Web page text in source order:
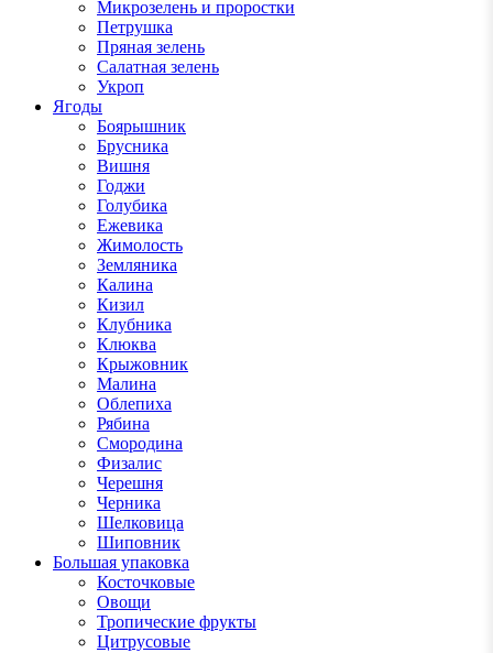
Микрозелень и проростки
Петрушка
Пряная зелень
Салатная зелень
Укроп
Ягоды
Боярышник
Брусника
Вишня
Годжи
Голубика
Ежевика
Жимолость
Земляника
Калина
Кизил
Клубника
Клюква
Крыжовник
Малина
Облепиха
Рябина
Смородина
Физалис
Черешня
Черника
Шелковица
Шиповник
Большая упаковка
Косточковые
Овощи
Тропические фрукты
Цитрусовые